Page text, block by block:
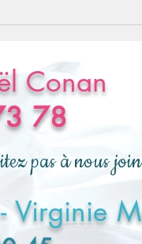
Conan
78
pas à nous
Virginie